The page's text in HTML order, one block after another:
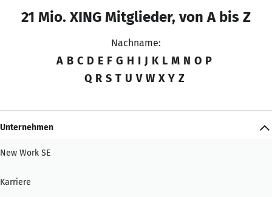
21 Mio. XING Mitglieder, von A bis Z
Nachname:
A B C D E F G H I J K L M N O P
Q R S T U V W X Y Z
Unternehmen
New Work SE
Karriere